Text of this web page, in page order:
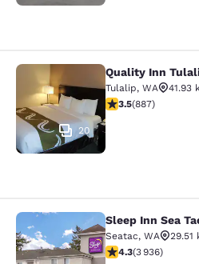
Quality Inn Tulalip
20
Quality Inn
Tulalip, WA
41.93
3.53 étoiles. Bien.
3.5(887)
Sleep Inn Sea Tac
Sleep Inn Sea
Seatac, WA
29.51
4.32 étoiles.
4.3(3 936)